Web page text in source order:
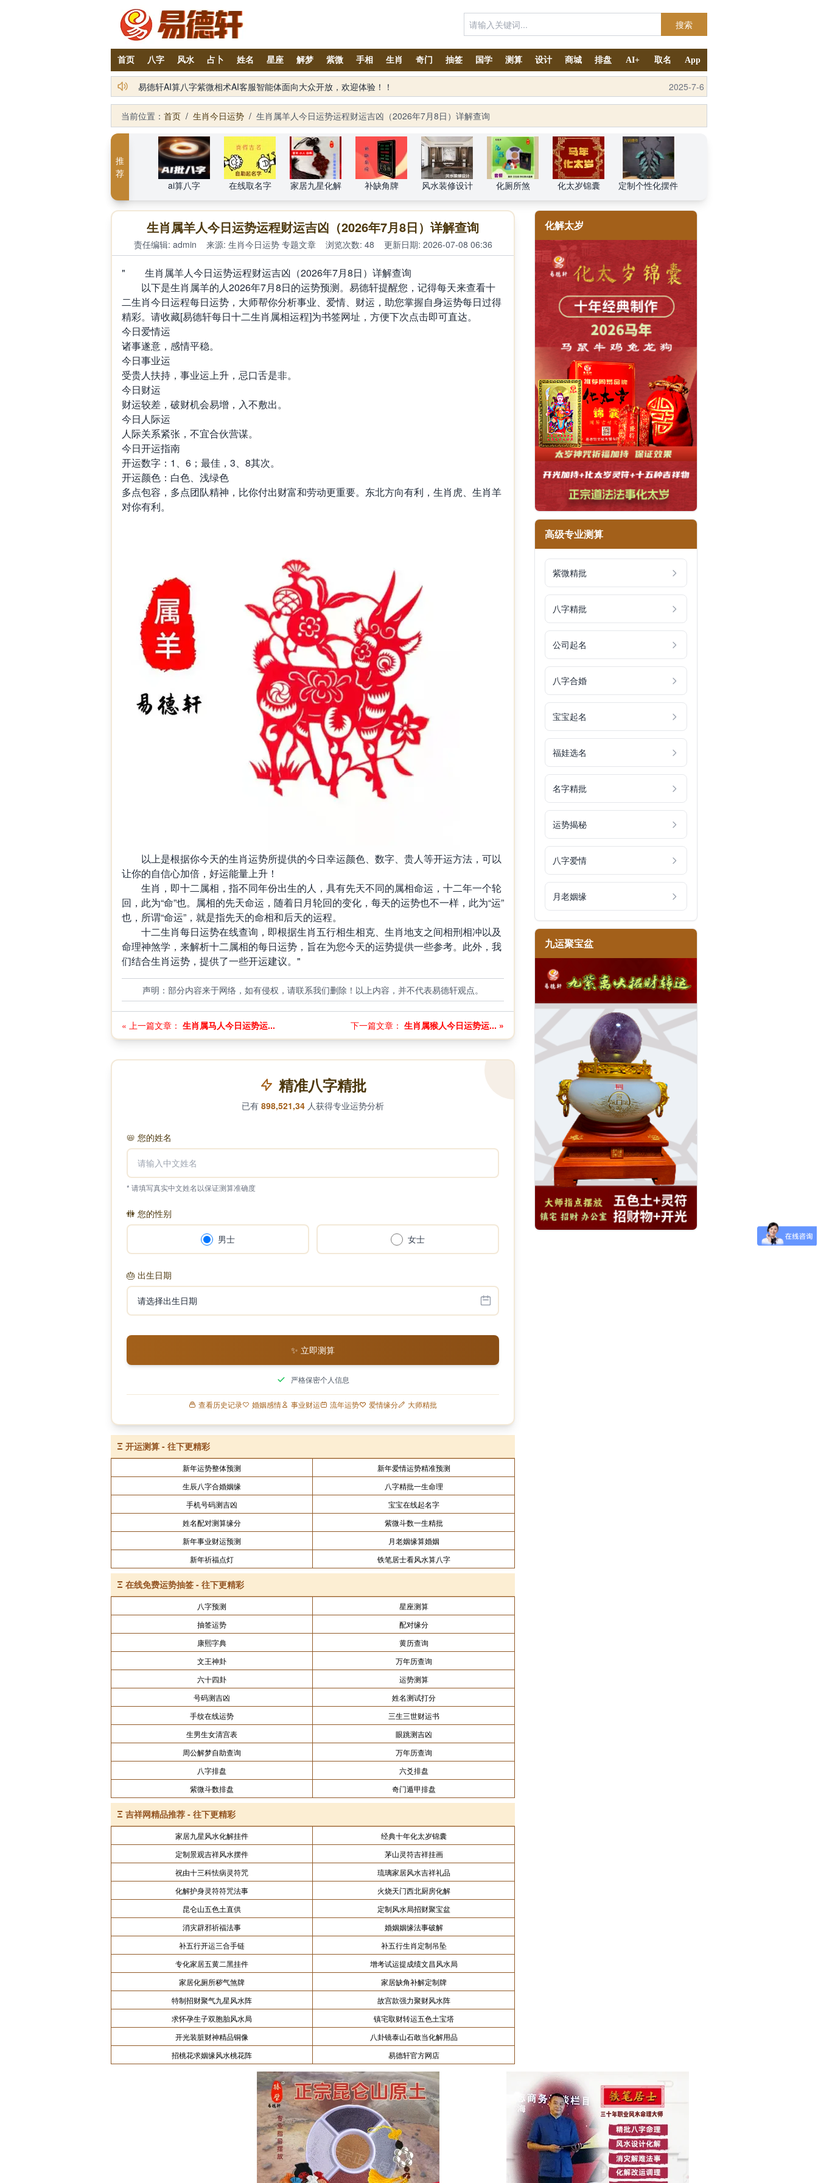
搜索
首页 八字 风水 占卜 姓名 星座 解梦 紫微 手相 生肖 奇门 抽签 国学 测算 设计 商城 排盘 AI+ 取名 App
易德轩AI算八字紫微相术AI客服智能体面向大众开放，欢迎体验！！ 2025-7-6
铁笔居士简介及服务项目 2025-9-4
当前位置： 首页 / 生肖今日运势 / 生肖属羊人今日运势运程财运吉凶（2026年7月8日）详解查询
推
荐
ai算八字
在线取名字 家居九星化解 补缺角牌 风水装修设计 化厕所煞 化太岁锦囊 定制个性化摆件
生肖属羊人今日运势运程财运吉凶（2026年7月8日）详解查询
责任编辑: admin 来源: 生肖今日运势专题文章 浏览次数: 48 更新日期: 2026-07-08 06:36
" 生肖属羊人今日运势运程财运吉凶（2026年7月8日）详解查询
以下是生肖属羊的人2026年7月8日的运势预测。易德轩提醒您，记得每天来查看十
二生肖今日运程每日运势，大师帮你分析事业、爱情、财运，助您掌握自身运势每日过得
精彩。请收藏[易德轩每日十二生肖属相运程]为书签网址，方便下次点击即可直达。
今日爱情运
诸事遂意，感情平稳。
今日事业运
受贵人扶持，事业运上升，忌口舌是非。
今日财运
财运较差，破财机会易增，入不敷出。
今日人际运
人际关系紧张，不宜合伙营谋。
今日开运指南
开运数字：1、6；最佳，3、8其次。
开运颜色：白色、浅绿色
多点包容，多点团队精神，比你付出财富和劳动更重要。东北方向有利，生肖虎、生肖羊
对你有利。
以上是根据你今天的生肖运势所提供的今日幸运颜色、数字、贵人等开运方法，可以
让你的自信心加倍，好运能量上升！
生肖，即十二属相，指不同年份出生的人，具有先天不同的属相命运，十二年一个轮
回，此为“命”也。属相的先天命运，随着日月轮回的变化，每天的运势也不一样，此为“运”
也，所谓“命运”，就是指先天的命相和后天的运程。
十二生肖每日运势在线查询，即根据生肖五行相生相克、生肖地支之间相刑相冲以及
命理神煞学，来解析十二属相的每日运势，旨在为您今天的运势提供一些参考。此外，我
们结合生肖运势，提供了一些开运建议。"
声明：部分内容来于网络，如有侵权，请联系我们删除！以上内容，并不代表易德轩观点。
« 上一篇文章： 生肖属马人今日运势运... 下一篇文章： 生肖属猴人今日运势运... »
精准八字精批
已有 898,521,34 人获得专业运势分析
📛 您的姓名
* 请填写真实中文姓名以保证测算准确度
🚻 您的性别
男士 女士
🎂 出生日期
✨ 立即测算
严格保密个人信息
查看历史记录 婚姻感情 事业财运 流年运势 爱情缘分 大师精批
Ξ 开运测算 - 往下更精彩
新年运势整体预测
新年爱情运势精准预测
生辰八字合婚姻缘
八字精批一生命理
手机号码测吉凶
宝宝在线起名字
姓名配对测算缘分
紫微斗数一生精批
新年事业财运预测
月老姻缘算婚姻
新年祈福点灯
铁笔居士看风水算八字
Ξ 在线免费运势抽签 - 往下更精彩
八字预测
星座测算
抽签运势
配对缘分
康熙字典
黄历查询
文王神卦
万年历查询
六十四卦
运势测算
号码测吉凶
姓名测试打分
手纹在线运势
三生三世财运书
生男生女清宫表
眼跳测吉凶
周公解梦自助查询
万年历查询
八字排盘
六爻排盘
紫微斗数排盘
奇门遁甲排盘
Ξ 吉祥网精品推荐 - 往下更精彩
家居九星风水化解挂件
经典十年化太岁锦囊
定制景观吉祥风水摆件
茅山灵符吉祥挂画
祝由十三科怯病灵符咒
琉璃家居风水吉祥礼品
化解护身灵符符咒法事
火烧天门西北厨房化解
昆仑山五色土直供
定制风水局招财聚宝盆
消灾辟邪祈福法事
婚姻姻缘法事破解
补五行开运三合手链
补五行生肖定制吊坠
专化家居五黄二黑挂件
增考试运提成绩文昌风水局
家居化厕所秽气煞牌
家居缺角补解定制牌
特制招财聚气九星风水阵
故宫款强力聚财风水阵
求怀孕生子双胞胎风水局
镇宅取财转运五色土宝塔
开光装脏财神精品铜像
八卦镜泰山石敢当化解用品
招桃花求姻缘风水桃花阵
易德轩官方网店
化解太岁
高级专业测算
紫微精批
八字精批
公司起名
八字合婚
宝宝起名
福娃选名
名字精批
运势揭秘
八字爱情
月老姻缘
九运聚宝盆